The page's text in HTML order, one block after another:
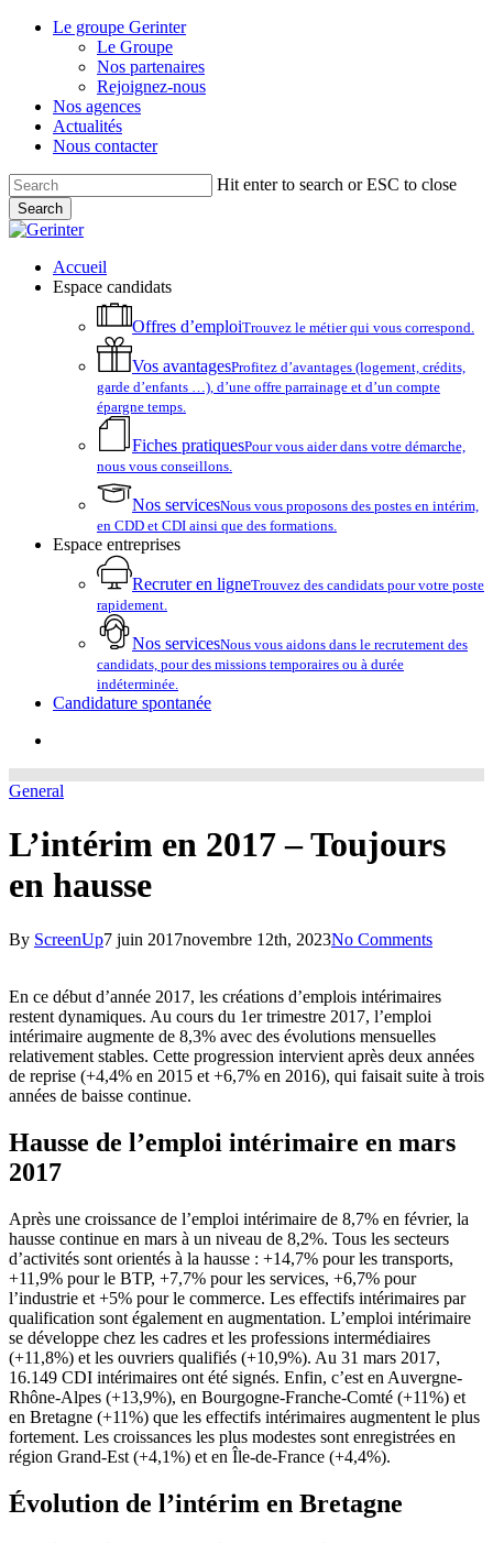
Skip
Le groupe Gerinter
Le Groupe
Nos partenaires
Rejoignez-nous
Nos agences
Actualités
Nous contacter
Hit enter to search or ESC to close
Search
Close
account
Menu
Accueil
Espace candidats
Offres d’emploiTrouvez le métier qui vous correspond.
Vos avantagesProfitez d’avantages (logement, crédits,
garde d’enfants …), d’une offre parrainage et d’un compte
épargne temps.
Fiches pratiquesPour vous aider dans votre démarche,
nous vous conseillons.
Nos servicesNous vous proposons des postes en intérim,
en CDD et CDI ainsi que des formations.
Espace entreprises
Recruter en ligneTrouvez des candidats pour votre poste
rapidement.
Nos servicesNous vous aidons dans le recrutement des
candidats, pour des missions temporaires ou à durée
indéterminée.
Candidature spontanée
General
L’intérim en 2017 – Toujours
en hausse
By ScreenUp7 juin 2017novembre 12th, 2023No Comments
En ce début d’année 2017, les créations d’emplois intérimaires
restent dynamiques. Au cours du 1er trimestre 2017, l’emploi
intérimaire augmente de 8,3% avec des évolutions mensuelles
relativement stables. Cette progression intervient après deux années
de reprise (+4,4% en 2015 et +6,7% en 2016), qui faisait suite à trois
années de baisse continue.
Hausse de l’emploi intérimaire en mars
2017
Après une croissance de l’emploi intérimaire de 8,7% en février, la
hausse continue en mars à un niveau de 8,2%. Tous les secteurs
d’activités sont orientés à la hausse : +14,7% pour les transports,
+11,9% pour le BTP, +7,7% pour les services, +6,7% pour
l’industrie et +5% pour le commerce. Les effectifs intérimaires par
qualification sont également en augmentation. L’emploi intérimaire
se développe chez les cadres et les professions intermédiaires
(+11,8%) et les ouvriers qualifiés (+10,9%). Au 31 mars 2017,
16.149 CDI intérimaires ont été signés. Enfin, c’est en Auvergne-
Rhône-Alpes (+13,9%), en Bourgogne-Franche-Comté (+11%) et
en Bretagne (+11%) que les effectifs intérimaires augmentent le plus
fortement. Les croissances les plus modestes sont enregistrées en
région Grand-Est (+4,1%) et en Île-de-France (+4,4%).
Évolution de l’intérim en Bretagne